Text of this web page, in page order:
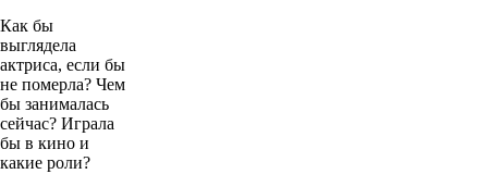
Как бы
выглядела
актриса, если бы
не померла? Чем
бы занималась
сейчас? Играла
бы в кино и
какие роли?